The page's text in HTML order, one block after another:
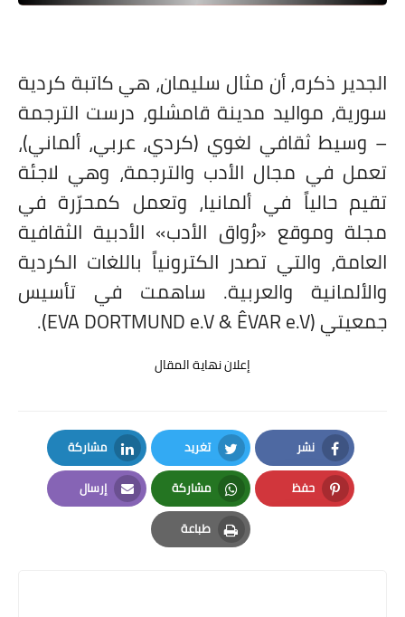
الجدير ذكره، أن مثال سليمان، هي كاتبة كردية
سورية، مواليد مدينة قامشلو، درست الترجمة
– وسيط ثقافي لغوي (كردي، عربي، ألماني)،
تعمل في مجال الأدب والترجمة، وهي لاجئة
تقيم حالياً في ألمانيا، وتعمل كمحرّرة في
مجلة وموقع «رُواق الأدب» الأدبية الثقافية
العامة، والتي تصدر الكترونياً باللغات الكردية
والألمانية والعربية. ساهمت في تأسيس
جمعيتي (EVA DORTMUND e.V & ÊVAR e.V
).
إعلان نهاية المقال
نشر
Facebook
تغريد
Twitter
مشاركة
LinkedIn
حفظ
Pinterest
مشاركة
Whatsapp
إرسال
Email
طباعة
Print